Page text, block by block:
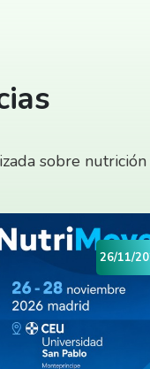
sobre nutrición
26/11/